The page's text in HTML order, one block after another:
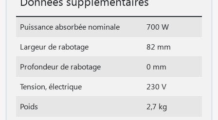
Puissance absorbée nominale
700 W
Largeur de rabotage
82 mm
Profondeur de rabotage
0 mm
Tension, électrique
230 V
Poids
2,7 kg